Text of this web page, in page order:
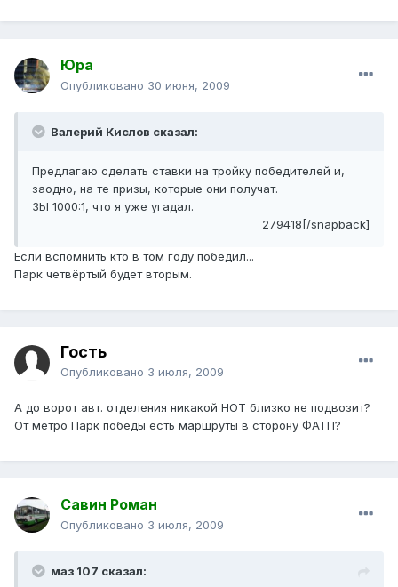
Юра
Опубликовано 30 июня, 2009
Валерий Кислов сказал:
Предлагаю сделать ставки на тройку победителей и,
заодно, на те призы, которые они получат.
ЗЫ 1000:1, что я уже угадал.
279418[/snapback]
Если вспомнить кто в том году победил...
Парк четвёртый будет вторым.
Гость
Опубликовано 3 июля, 2009
А до ворот авт. отделения никакой НОТ близко не подвозит?
От метро Парк победы есть маршруты в сторону ФАТП?
Савин Роман
Опубликовано 3 июля, 2009
маз 107 сказал: